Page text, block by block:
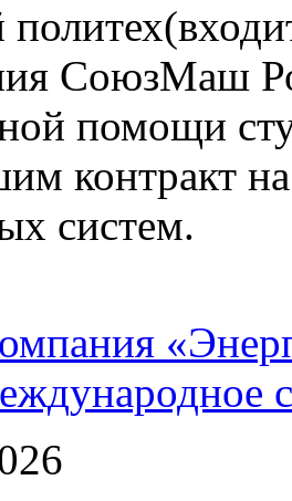
СоюзМаш
помощи
контракт
систем.